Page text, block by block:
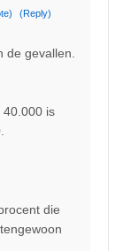
(Reply)
de gevallen.
40.000 is
die